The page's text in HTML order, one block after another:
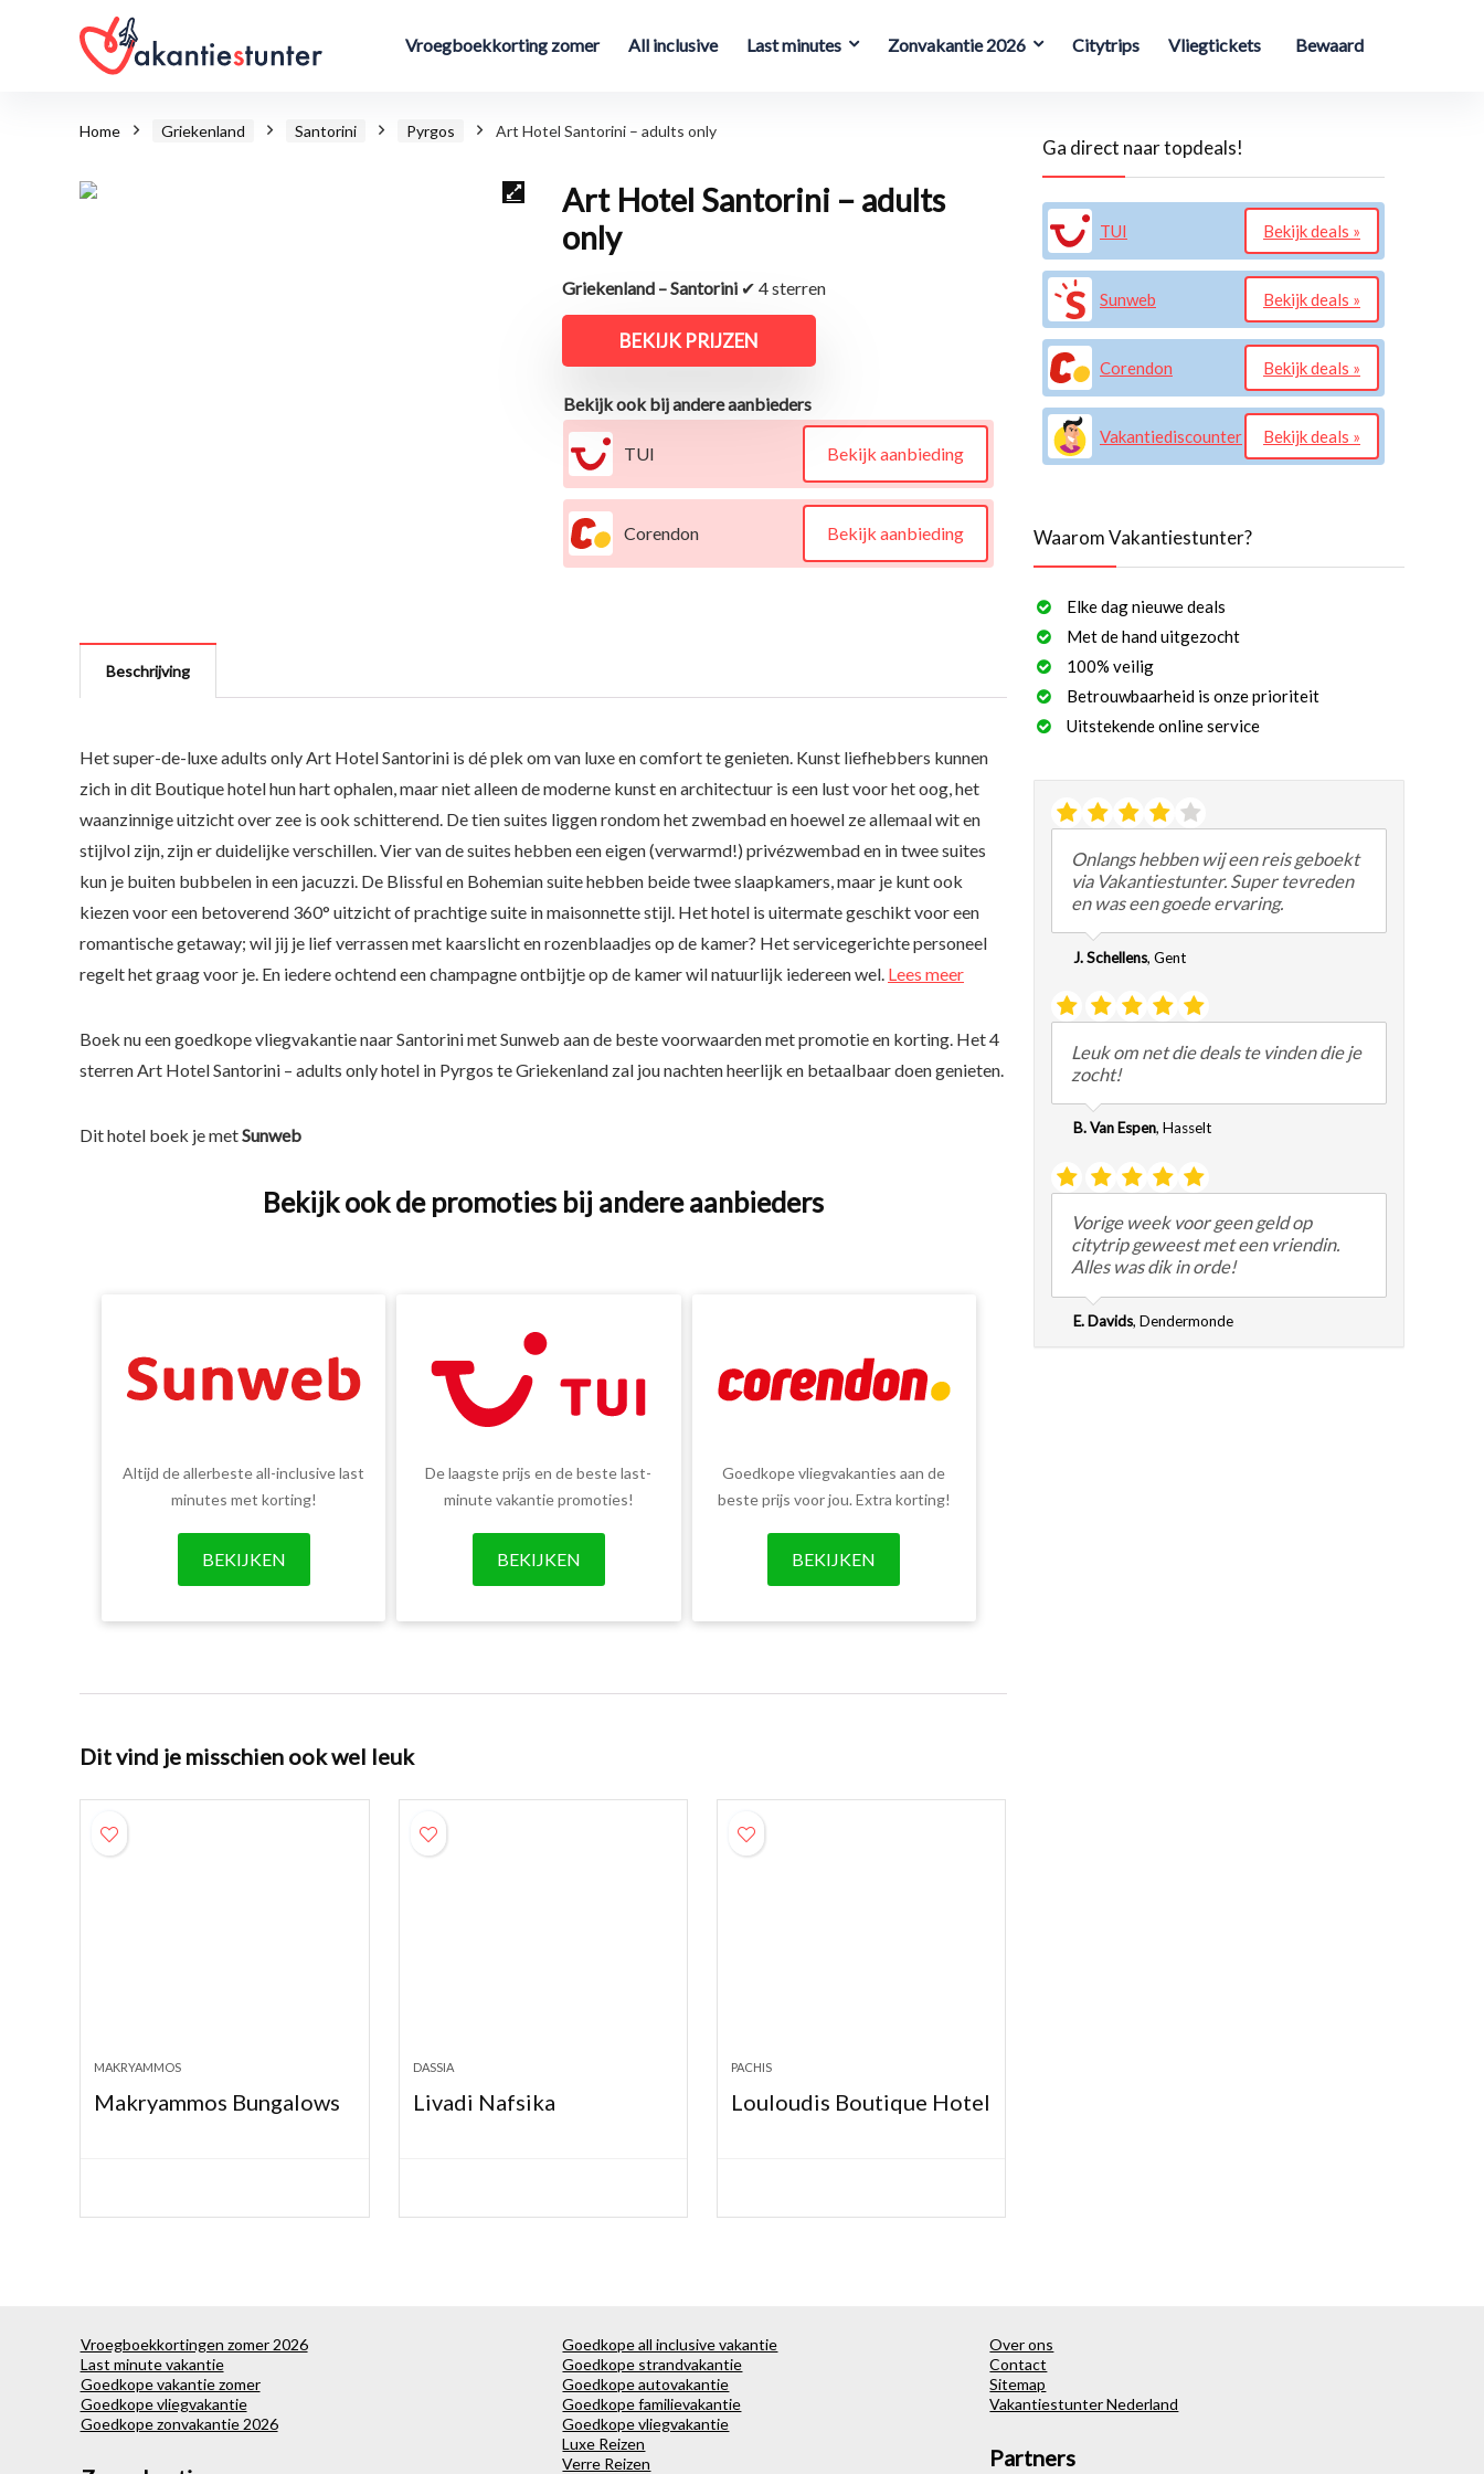
Vroegboekkorting zomer All inclusive Last minutes Zonvakantie 2026 Citytrips Vliegtickets Bewaard
Home Griekenland Santorini Pyrgos Art Hotel Santorini – adults only
Art Hotel Santorini – adults
only
Griekenland – Santorini✔ 4 sterren
BEKIJK PRIJZEN
Bekijk ook bij andere aanbieders
TUI Bekijk aanbieding
Corendon Bekijk aanbieding
Beschrijving
Het super-de-luxe adults only Art Hotel Santorini is dé plek om van luxe en comfort te genieten. Kunst liefhebbers kunnen
zich in dit Boutique hotel hun hart ophalen, maar niet alleen de moderne kunst en architectuur is een lust voor het oog, het
waanzinnige uitzicht over zee is ook schitterend. De tien suites liggen rondom het zwembad en hoewel ze allemaal wit en
stijlvol zijn, zijn er duidelijke verschillen. Vier van de suites hebben een eigen (verwarmd!) privézwembad en in twee suites
kun je buiten bubbelen in een jacuzzi. De Blissful en Bohemian suite hebben beide twee slaapkamers, maar je kunt ook
kiezen voor een betoverend 360° uitzicht of prachtige suite in maisonnette stijl. Het hotel is uitermate geschikt voor een
romantische getaway; wil jij je lief verrassen met kaarslicht en rozenblaadjes op de kamer? Het servicegerichte personeel
regelt het graag voor je. En iedere ochtend een champagne ontbijtje op de kamer wil natuurlijk iedereen wel. Lees meer
Boek nu een goedkope vliegvakantie naar Santorini met Sunweb aan de beste voorwaarden met promotie en korting. Het 4
sterren Art Hotel Santorini – adults only hotel in Pyrgos te Griekenland zal jou nachten heerlijk en betaalbaar doen genieten.
Dit hotel boek je metSunweb
Bekijk ook de promoties bij andere aanbieders
Altijd de allerbeste all-inclusive last
minutes met korting!
BEKIJKEN
De laagste prijs en de beste last-
minute vakantie promoties!
BEKIJKEN
Goedkope vliegvakanties aan de
beste prijs voor jou. Extra korting!
BEKIJKEN
Dit vind je misschien ook wel leuk
MAKRYAMMOS
Makryammos Bungalows
DASSIA
Livadi Nafsika
PACHIS
Louloudis Boutique Hotel
Ga direct naar topdeals!
TUI Bekijk deals »
Sunweb Bekijk deals »
Corendon Bekijk deals »
Vakantiediscounter Bekijk deals »
Waarom Vakantiestunter?
Elke dag nieuwe deals
Met de hand uitgezocht
100% veilig
Betrouwbaarheid is onze prioriteit
Uitstekende online service
Onlangs hebben wij een reis geboekt
via Vakantiestunter. Super tevreden
en was een goede ervaring.
J. Schellens, Gent
Leuk om net die deals te vinden die je
zocht!
B. Van Espen, Hasselt
Vorige week voor geen geld op
citytrip geweest met een vriendin.
Alles was dik in orde!
E. Davids, Dendermonde
Vroegboekkortingen zomer 2026
Last minute vakantie
Goedkope vakantie zomer
Goedkope vliegvakantie
Goedkope zonvakantie 2026
Goedkope all inclusive vakantie
Goedkope strandvakantie
Goedkope autovakantie
Goedkope familievakantie
Goedkope vliegvakantie
Luxe Reizen
Verre Reizen
Over ons
Contact
Sitemap
Vakantiestunter Nederland
Partners